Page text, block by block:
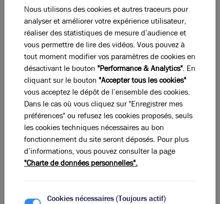
proposer des immeubles respectueux de
l’environnement, à basse consommation énergétique
mais aussi privilégier le confort et le bien-être
utilisateur en s’assurant du bon environnement
intérieur et extérieur aux constructions. Avec Oxygen et
Blue Fabric, Vinci Construction France entend
participer au développement de la ville de demain.
La perle rare pour votreprojet immobilier
Ces offres peuvent vous intéresser
Nous utilisons des cookies et autres traceurs pour
analyser et améliorer votre expérience utilisateur,
réaliser des statistiques de mesure d’audience et
vous permettre de lire des vidéos. Vous pouvez à
tout moment modifier vos paramètres de cookies en
désactivant le bouton "Performance & Analytics". En
cliquant sur le bouton "Accepter tous les cookies"
vous acceptez le dépôt de l’ensemble des cookies.
Dans le cas où vous cliquez sur "Enregistrer mes
préférences" ou refusez les cookies proposés, seuls
les cookies techniques nécessaires au bon
fonctionnement du site seront déposés. Pour plus
d’informations, vous pouvez consulter la page
"Charte de données personnelles".
Cookies nécessaires (Toujours actif)